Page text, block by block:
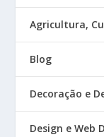
Agricultura,
Blog
Decoração e
Design e Web